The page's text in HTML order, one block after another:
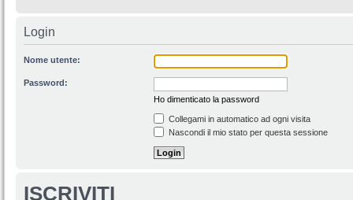
Login
Nome utente:
Password:
Ho dimenticato la password
Collegami in automatico ad ogni visita
Nascondi il mio stato per questa sessione
ISCRIVITI